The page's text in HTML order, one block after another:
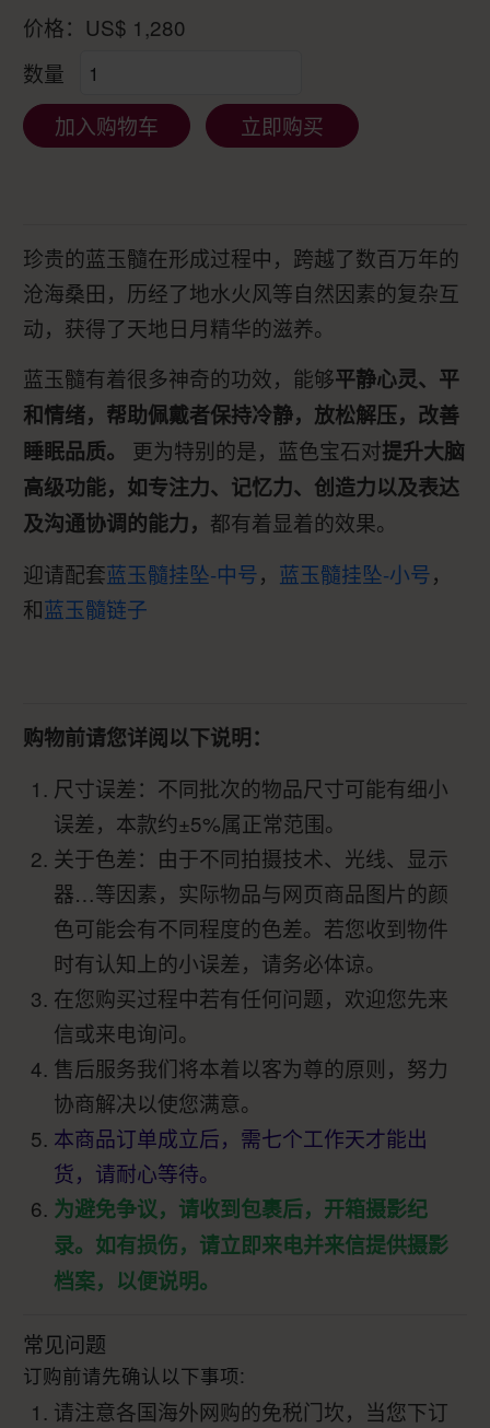
价格： US$ 1,280
数量
加入购物车
立即购买
珍贵的蓝玉髓在形成过程中，跨越了数百万年的
沧海桑田，历经了地水火风等自然因素的复杂互
动，获得了天地日月精华的滋养。
蓝玉髓有着很多神奇的功效，能够平静心灵、平
和情绪，帮助佩戴者保持冷静，放松解压，改善
睡眠品质。 更为特别的是，蓝色宝石对提升大脑
高级功能，如专注力、记忆力、创造力以及表达
及沟通协调的能力， 都有着显着的效果。
迎请配套蓝玉髓挂坠-中号， 蓝玉髓挂坠-小号，
和蓝玉髓链子
购物前请您详阅以下说明：
尺寸误差：不同批次的物品尺寸可能有细小
误差，本款约±5%属正常范围。
关于色差：由于不同拍摄技术、光线、显示
器…等因素，实际物品与网页商品图片的颜
色可能会有不同程度的色差。若您收到物件
时有认知上的小误差，请务必体谅。
在您购买过程中若有任何问题，欢迎您先来
信或来电询问。
售后服务我们将本着以客为尊的原则，努力
协商解决以使您满意。
本商品订单成立后，需七个工作天才能出
货，请耐心等待。
为避免争议，请收到包裹后，开箱摄影纪
录。如有损伤，请立即来电并来信提供摄影
档案，以便说明。
常见问题
订购前请先确认以下事项:
请注意各国海外网购的免税门坎，当您下订